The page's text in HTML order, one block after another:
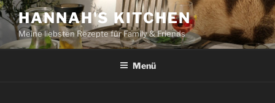
Zum
Inhalt
springen
HANNAH'S KITCHEN
Meine liebsten Rezepte für Family & Friends
Menü